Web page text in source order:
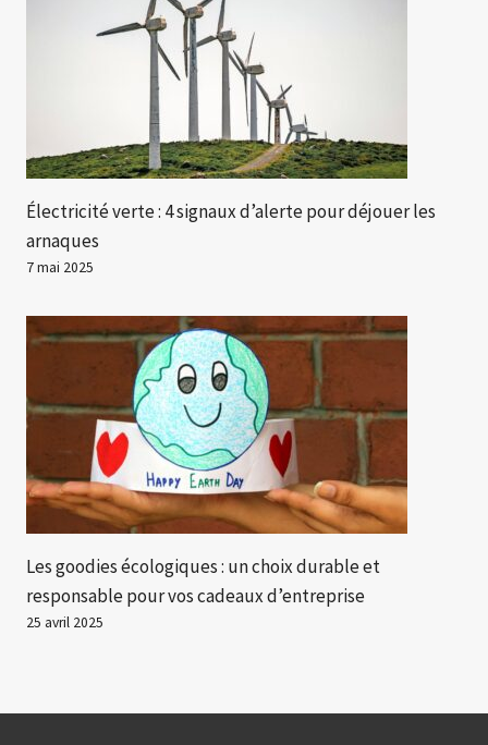
Électricité verte : 4 signaux d’alerte pour déjouer les
arnaques
7 mai 2025
Les goodies écologiques : un choix durable et
responsable pour vos cadeaux d’entreprise
25 avril 2025